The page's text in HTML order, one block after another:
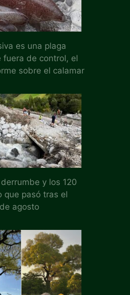
es una plaga
fuera de control, el
sobre el calamar
y los 120
que pasó tras el
agosto